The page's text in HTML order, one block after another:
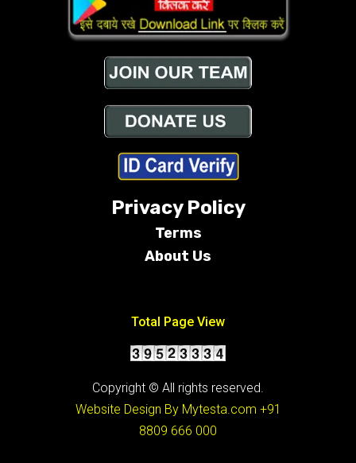
Privacy Policy
Terms
About Us
Total Page View
Copyright © All rights reserved.
Website Design By Mytesta.com +91
8809 666 000